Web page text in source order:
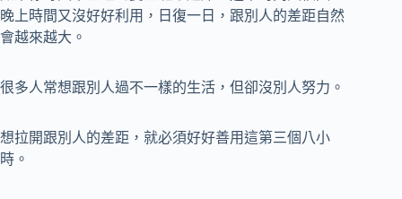
晚上時間又沒好好利用，日復一日，跟別人的差距自然
會越來越大。
很多人常想跟別人過不一樣的生活，但卻沒別人努力。
想拉開跟別人的差距，就必須好好善用這第三個八小
時。